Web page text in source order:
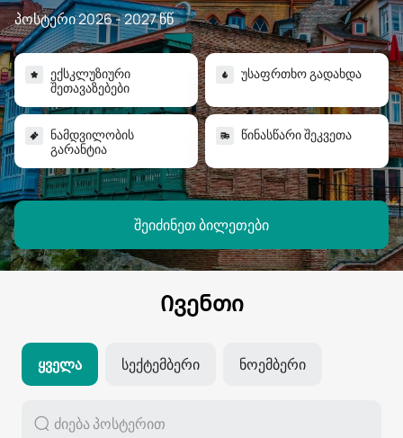
პოსტერი 2026 - 2027 წწ
შეიძინეთ ბილეთები
ᲔᲥᲡᲙᲚᲣᲖᲘᲣᲠᲘ
ᲨᲔᲗᲐᲕᲐᲖᲔᲑᲔᲑᲘ
ᲣᲡᲐᲤᲠᲗᲮᲝ ᲒᲐᲓᲐᲮᲓᲐ
ᲜᲐᲛᲓᲕᲘᲚᲝᲑᲘᲡ
ᲒᲐᲠᲐᲜᲢᲘᲐ
ᲬᲘᲜᲐᲡᲬᲐᲠᲘ ᲨᲔᲙᲕᲔᲗᲐ
Ივენთი
Ყველა Სექტემბერი Ნოემბერი